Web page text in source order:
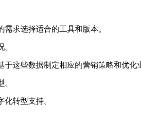
求选择适合的工具和版本。
这些数据制定相应的营销策略和优化
转型支持。